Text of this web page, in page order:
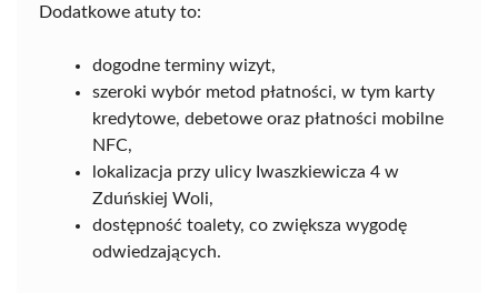
Dodatkowe atuty to:
dogodne terminy wizyt,
szeroki wybór metod płatności, w tym karty
kredytowe, debetowe oraz płatności mobilne
NFC,
lokalizacja przy ulicy Iwaszkiewicza 4 w
Zduńskiej Woli,
dostępność toalety, co zwiększa wygodę
odwiedzających.